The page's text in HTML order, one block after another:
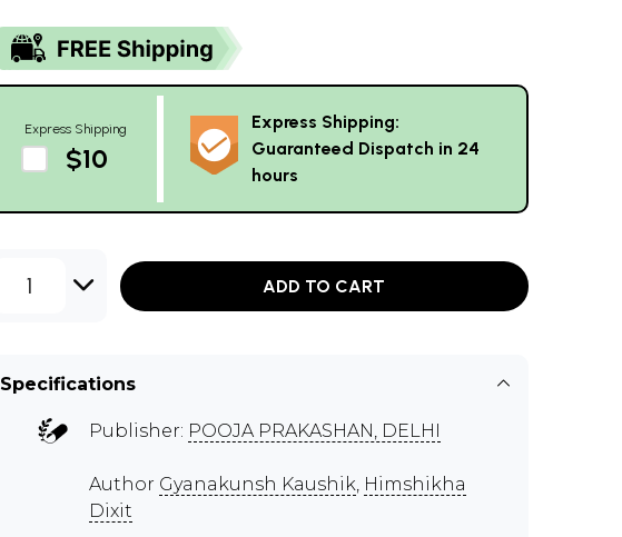
Express Shipping
$10
Express Shipping:
Guaranteed Dispatch in 24
hours
1 ADD TO CART
Specifications
Publisher: POOJA PRAKASHAN, DELHI
Author Gyanakunsh Kaushik, Himshikha
Dixit